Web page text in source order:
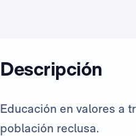
Descripción
Educación en valores a
población reclusa.